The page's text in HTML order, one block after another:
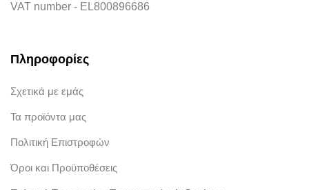
VAT number - EL800896686
Πληροφορίες
Σχετικά με εμάς
Τα προϊόντα μας
Πολιτική Επιστροφών
Όροι και Προϋποθέσεις